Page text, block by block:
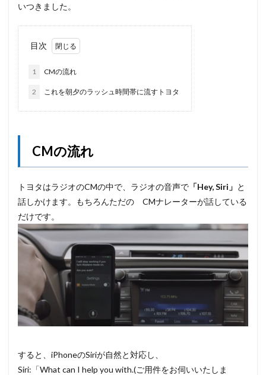
いつきました。
目次
1 CMの流れ
2 これを朝夕のラッシュ時間帯に流すトヨタ
CMの流れ
トヨタはラジオのCMの中で、ラジオの音声で 「Hey, Siri」 と
話しかけます。もちろんただの CMナレーターが話している
だけです。
すると、iPhoneのSiriが自然と対応し、
Siri:「What can I help you with.(ご用件をお伺いいたしま